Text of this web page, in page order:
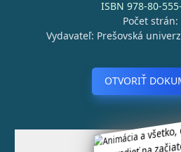
ISBN 978-80-
Počet strán:
Vydavateľ: Prešovská
OTVORIŤ